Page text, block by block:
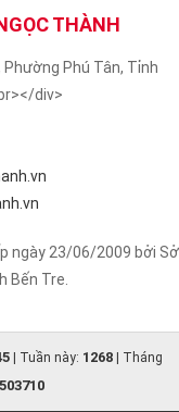
THÀNH
Phường Phú Tân, Tỉnh
div>
ngày 23/06/2009 bởi Sở
Bến Tre.
| Tuần này: 1268 | Tháng